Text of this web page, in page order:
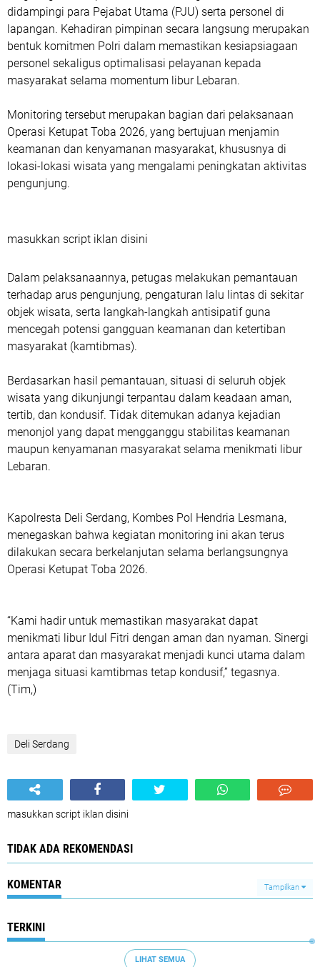
didampingi para Pejabat Utama (PJU) serta personel di
lapangan. Kehadiran pimpinan secara langsung merupakan
bentuk komitmen Polri dalam memastikan kesiapsiagaan
personel sekaligus optimalisasi pelayanan kepada
masyarakat selama momentum libur Lebaran.
Monitoring tersebut merupakan bagian dari pelaksanaan
Operasi Ketupat Toba 2026, yang bertujuan menjamin
keamanan dan kenyamanan masyarakat, khususnya di
lokasi-lokasi wisata yang mengalami peningkatan aktivitas
pengunjung.
masukkan script iklan disini
Dalam pelaksanaannya, petugas melakukan pemantauan
terhadap arus pengunjung, pengaturan lalu lintas di sekitar
objek wisata, serta langkah-langkah antisipatif guna
mencegah potensi gangguan keamanan dan ketertiban
masyarakat (kamtibmas).
Berdasarkan hasil pemantauan, situasi di seluruh objek
wisata yang dikunjungi terpantau dalam keadaan aman,
tertib, dan kondusif. Tidak ditemukan adanya kejadian
menonjol yang dapat mengganggu stabilitas keamanan
maupun kenyamanan masyarakat selama menikmati libur
Lebaran.
Kapolresta Deli Serdang, Kombes Pol Hendria Lesmana,
menegaskan bahwa kegiatan monitoring ini akan terus
dilakukan secara berkelanjutan selama berlangsungnya
Operasi Ketupat Toba 2026.
“Kami hadir untuk memastikan masyarakat dapat
menikmati libur Idul Fitri dengan aman dan nyaman. Sinergi
antara aparat dan masyarakat menjadi kunci utama dalam
menjaga situasi kamtibmas tetap kondusif,” tegasnya.
(Tim,)
Deli Serdang
masukkan script iklan disini
TIDAK ADA REKOMENDASI
KOMENTAR Tampilkan
TERKINI
LIHAT SEMUA